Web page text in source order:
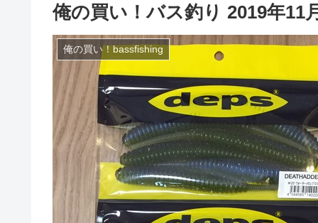
俺の買い！バス釣り 2019年11
俺の買い！bassfishing